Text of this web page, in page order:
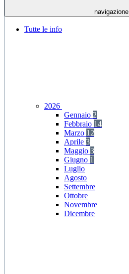
navigazione
Tutte le info
2026
Gennaio 2
Febbraio 14
Marzo 12
Aprile 3
Maggio 3
Giugno 1
Luglio
Agosto
Settembre
Ottobre
Novembre
Dicembre